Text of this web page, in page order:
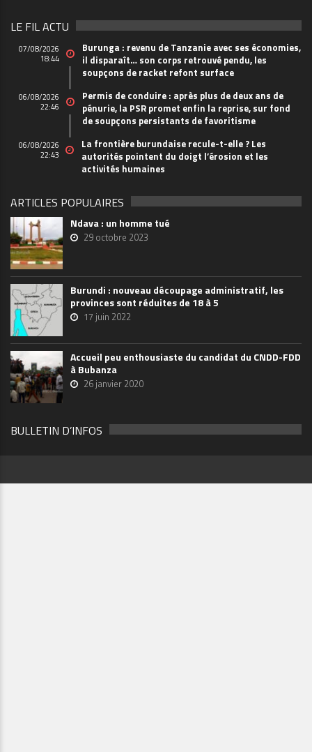
LE FIL ACTU
07/08/2026
18:44
Burunga : revenu de Tanzanie avec ses économies,
il disparaît… son corps retrouvé pendu, les
soupçons de racket refont surface
06/08/2026
22:46
Permis de conduire : après plus de deux ans de
pénurie, la PSR promet enfin la reprise, sur fond
de soupçons persistants de favoritisme
06/08/2026
22:43
La frontière burundaise recule-t-elle ? Les
autorités pointent du doigt l’érosion et les
activités humaines
ARTICLES POPULAIRES
Ndava : un homme tué
29 octobre 2023
Burundi : nouveau découpage administratif, les
provinces sont réduites de 18 à 5
17 juin 2022
Accueil peu enthousiaste du candidat du CNDD-FDD
à Bubanza
26 janvier 2020
BULLETIN D’INFOS